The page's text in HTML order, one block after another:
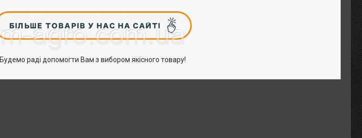
Будемо раді допомогти Вам з вибором якісного товару!